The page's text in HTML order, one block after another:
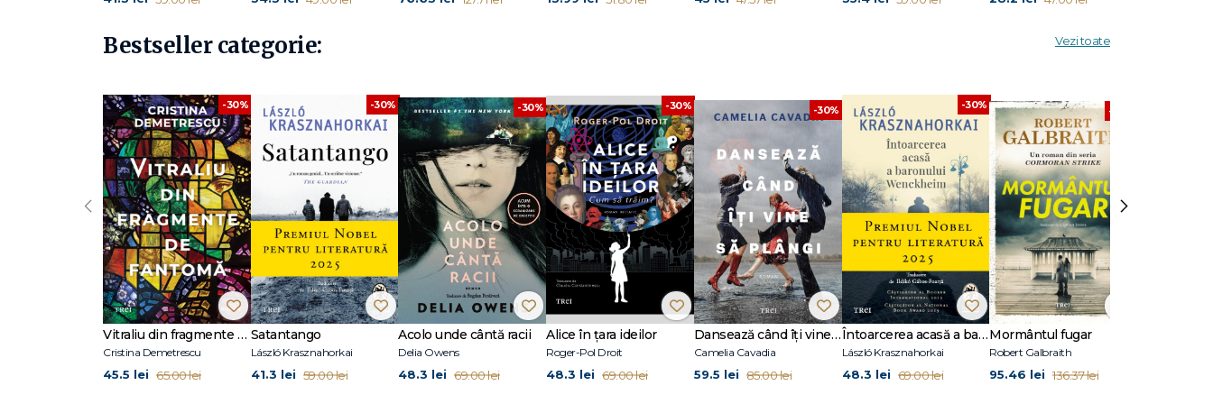
Bestseller categorie: Vezi toate
-30%
Vitraliu din fragmente de fantomă
Cristina Demetrescu
45.5 lei 65.00 lei
-30%
Satantango
László Krasznahorkai
41.3 lei 59.00 lei
-30%
Acolo unde cântă racii
Delia Owens
48.3 lei 69.00 lei
-30%
Alice în țara ideilor
Roger-Pol Droit
48.3 lei 69.00 lei
-30%
Dansează când îți vine să plângi
Camelia Cavadia
59.5 lei 85.00 lei
-30%
Întoarcerea acasă a baronului Wenckheim
László Krasznahorkai
48.3 lei 69.00 lei
-30%
Mormântul fugar
Robert Galbraith
95.46 lei 136.37 lei
‹ ›